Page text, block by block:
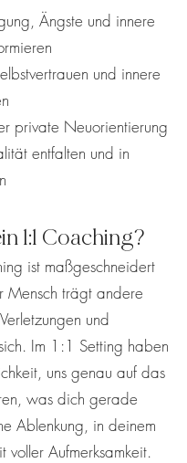
Ängste und innere
und innere
private Neuorientierung
entfalten und in
1:1 Coaching?
ist maßgeschneidert
Mensch trägt andere
und
Im 1:1 Setting haben
uns genau auf das
was dich gerade
Ablenkung, in deinem
voller Aufmerksamkeit.